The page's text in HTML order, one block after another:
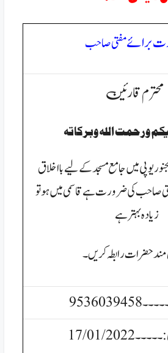
برائےمفتی صاحب
محترم قارئین
ورحمت الله وبركاتہ
یوپی میں جامع مسجد کے لیے بااخلاق
صاحب کی ضرورت ہےقاسمی میں ہو تو
زیادہ بہتر ہے
حضرات رابطہ کریں۔
01/2022